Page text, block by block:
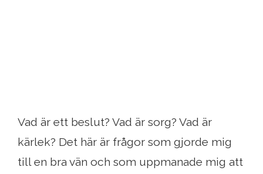
Vad är ett beslut? Vad är sorg? Vad är
kärlek? Det här är frågor som gjorde mig
till en bra vän och som uppmanade mig att